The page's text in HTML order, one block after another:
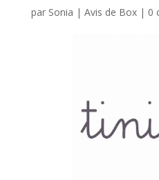
par Sonia | Avis de Box| 0